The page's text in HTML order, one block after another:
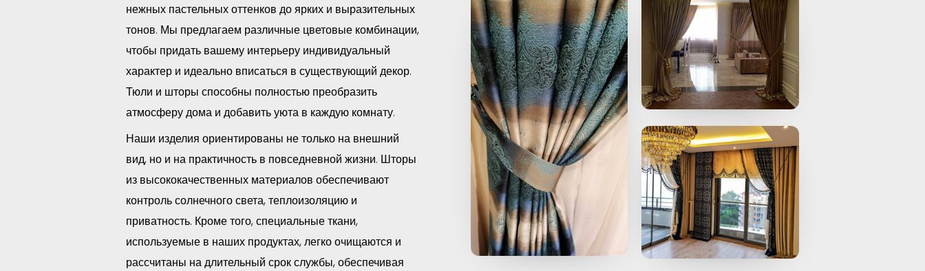
нежных пастельных оттенков до ярких и выразительных
тонов. Мы предлагаем различные цветовые комбинации,
чтобы придать вашему интерьеру индивидуальный
характер и идеально вписаться в существующий декор.
Тюли и шторы способны полностью преобразить
атмосферу дома и добавить уюта в каждую комнату.
Наши изделия ориентированы не только на внешний
вид, но и на практичность в повседневной жизни. Шторы
из высококачественных материалов обеспечивают
контроль солнечного света, теплоизоляцию и
приватность. Кроме того, специальные ткани,
используемые в наших продуктах, легко очищаются и
рассчитаны на длительный срок службы, обеспечивая